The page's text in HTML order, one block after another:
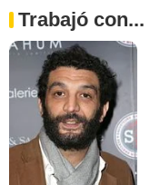
Trabajó con...